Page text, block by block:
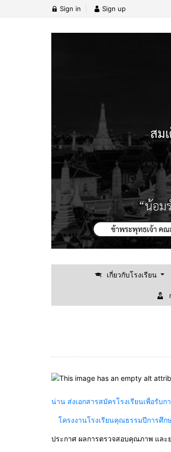
Sign in Sign up
เกี่ยวกับโรงเรียน
น่าน ส่งเอกสารสมัครโรงเรียนเพื่อรั
โครงงานโรงเรียนคุณธรรมปีการศึก
ประกาศ ผลการตรวจสอบคุณภาพ แล